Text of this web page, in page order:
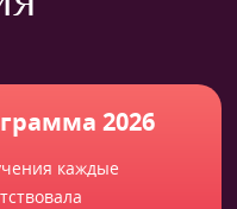
2026
каждые